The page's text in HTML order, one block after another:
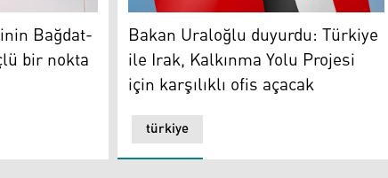
Erbil ilişkilerinde güçlü bir nokta olması bekleniyor
Bağdat-
bir nokta
Türkiye ve Irak
türkiye
Bakan Uraloğlu duyurdu: Türkiye
ile Irak, Kalkınma Yolu Projesi
için karşılıklı ofis açacak